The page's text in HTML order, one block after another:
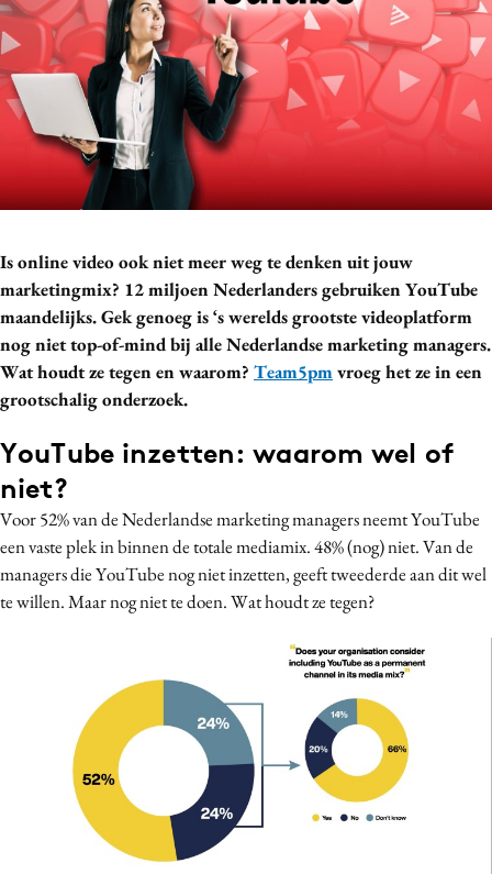
Bureaus
Campagnes
Carriere
Contentmarketing
Craft
Customer Experience
Design
Digital transformation
Diversiteit
Effectiviteit
Gedragsverandering
Influencer marketing
Interne communicatie
Martech
Media
Merkstrategie
PR
Programmatic
Reputatie & crisis
Is online video ook niet meer weg te denken uit jouw
marketingmix? 12 miljoen Nederlanders gebruiken YouTube
maandelijks. Gek genoeg is ‘s werelds grootste videoplatform
nog niet top-of-mind bij alle Nederlandse marketing managers.
Wat houdt ze tegen en waarom? Team5pmvroeg het ze in een
grootschalig onderzoek.
YouTube inzetten: waarom wel of
niet?
Voor 52% van de Nederlandse marketing managers neemt YouTube
een vaste plek in binnen de totale mediamix. 48% (nog) niet. Van de
managers die YouTube nog niet inzetten, geeft tweederde aan dit wel
te willen. Maar nog niet te doen. Wat houdt ze tegen?